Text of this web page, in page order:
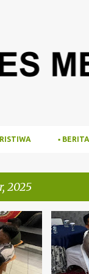
▪️ BERITA
2025
BERITA